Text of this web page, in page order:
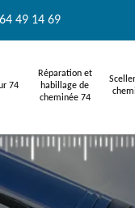
49 14 69
74
Réparation et
habillage de
cheminée 74